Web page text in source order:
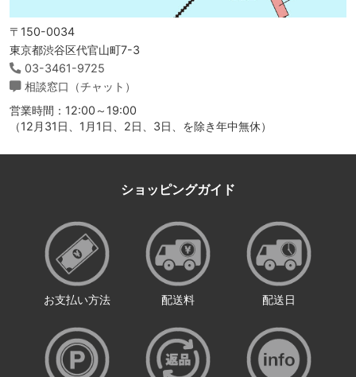
〒150-0034
東京都渋谷区代官山町7-3
03-3461-9725
相談窓口（チャット）
営業時間：12:00～19:00
（12月31日、1月1日、2日、3日、を除き年中無休）
ショッピングガイド
お支払い方法 配送料 配送日